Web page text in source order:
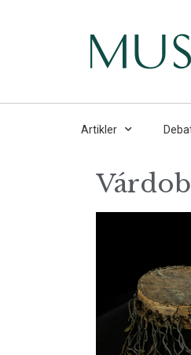
Artikler